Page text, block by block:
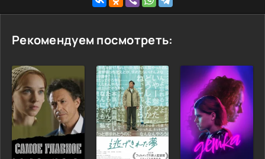
Рекомендуем посмотреть: